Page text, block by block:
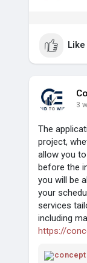
Like
3 w
The
project,
allow you
before the
you will be
your
services
including
https://